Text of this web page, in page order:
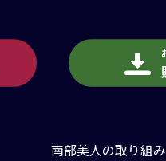
南部美人の取り組み